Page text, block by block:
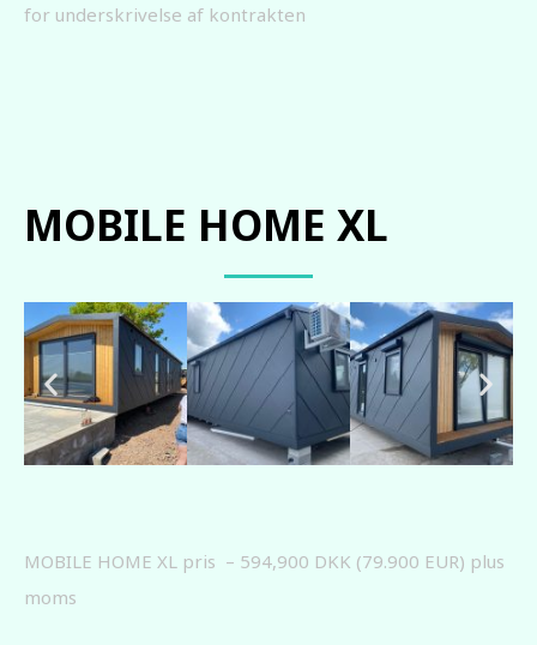
for underskrivelse af kontrakten
MOBILE HOME XL
MOBILE HOME XL pris – 594,900 DKK (79.900 EUR) plus
moms